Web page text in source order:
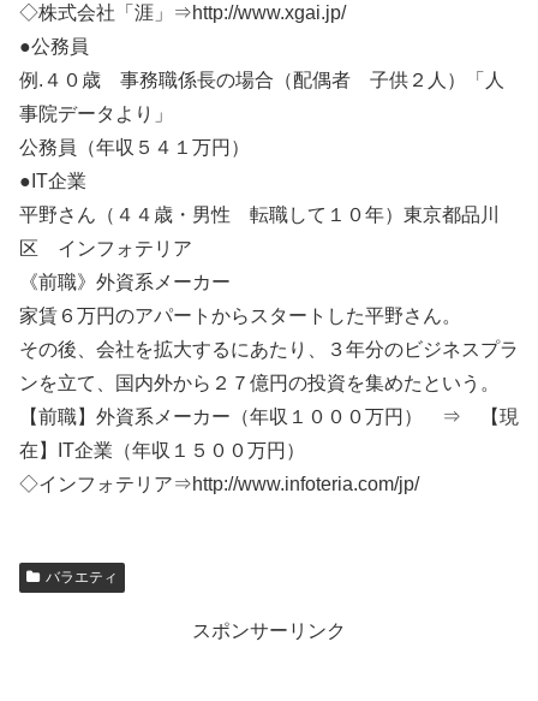
◇株式会社「涯」⇒http://www.xgai.jp/
●公務員
例.４０歳 事務職係長の場合（配偶者 子供２人）「人
事院データより」
公務員（年収５４１万円）
●IT企業
平野さん（４４歳・男性 転職して１０年）東京都品川
区 インフォテリア
《前職》外資系メーカー
家賃６万円のアパートからスタートした平野さん。
その後、会社を拡大するにあたり、３年分のビジネスプラ
ンを立て、国内外から２７億円の投資を集めたという。
【前職】外資系メーカー（年収１０００万円） ⇒ 【現
在】IT企業（年収１５００万円）
◇インフォテリア⇒http://www.infoteria.com/jp/
バラエティ
スポンサーリンク